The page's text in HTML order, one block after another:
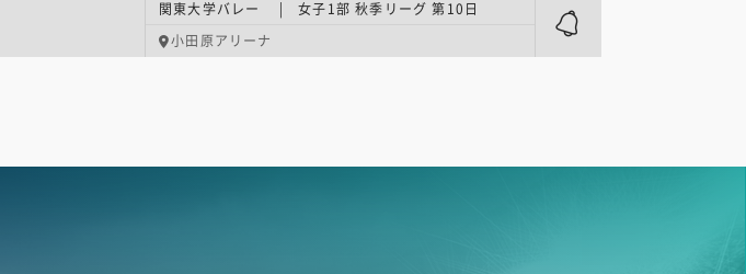
関東大学バレー | 女子1部 秋季リーグ 第10日
小田原アリーナ